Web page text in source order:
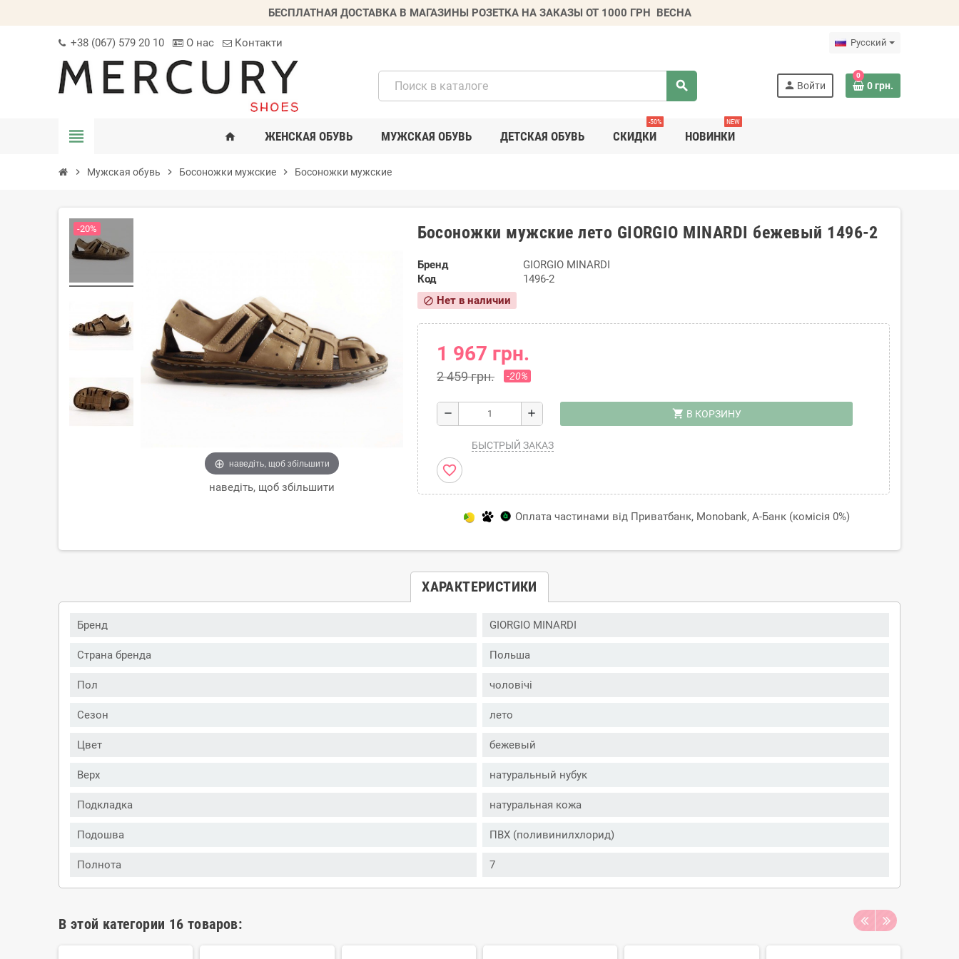
БЕСПЛАТНАЯ ДОСТАВКА В МАГАЗИНЫ РОЗЕТКА НА ЗАКАЗЫ ОТ 1000 ГРН ВЕСНА
+38 (067) 579 20 10 О нас Контакти Русский
search person Войти
0
0 грн.
view_headline home ЖЕНСКАЯ ОБУВЬ МУЖСКАЯ ОБУВЬ ДЕТСКАЯ ОБУВЬ СКИДКИ
-50%
НОВИНКИ
NEW
chevron_right Мужская обувь chevron_right Босоножки мужские chevron_right Босоножки мужские
наведіть, щоб збільшити
наведіть, щоб збільшити
-20% Босоножки мужские лето GIORGIO MINARDI бежевый 1496-2
Бренд
GIORGIO MINARDI
Код
1496-2
block Нет в наличии
1 967 грн.
2 459 грн. -20%
remove add shopping_cart В КОРЗИНУ
БЫСТРЫЙ ЗАКАЗ
favorite_border
Оплата частинами від Приватбанк, Monobank, А-Банк (комісія 0%)
ХАРАКТЕРИСТИКИ
Бренд GIORGIO MINARDI
Страна бренда Польша
Пол чоловічі
Сезон лето
Цвет бежевый
Верх натуральный нубук
Подкладка натуральная кожа
Подошва ПВХ (поливинилхлорид)
Полнота 7
В этой категории 16 товаров: